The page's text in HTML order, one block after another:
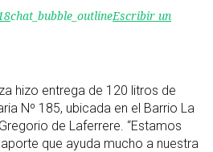
chat_bubble_outlineEscribir un
hizo entrega de 120 litros de
Nº 185, ubicada en el Barrio La
de Laferrere. “Estamos
que ayuda mucho a nuestra